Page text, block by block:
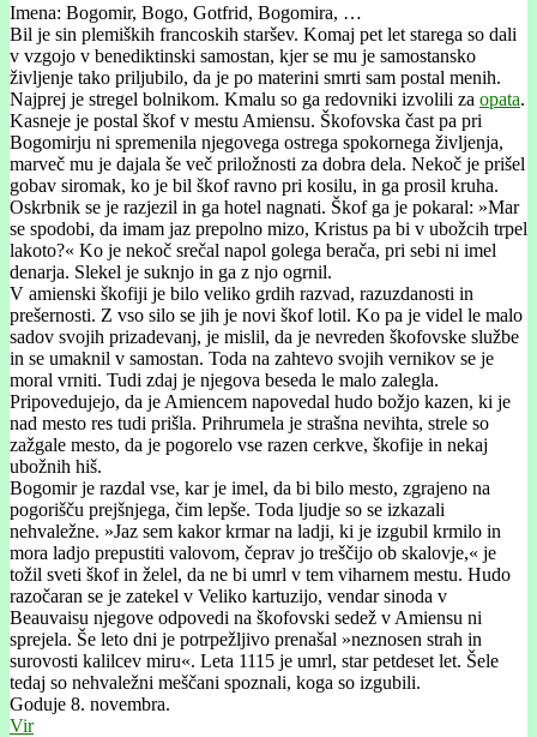
Imena: Bogomir, Bogo, Gotfrid, Bogomira, …
Bil je sin plemiških francoskih staršev. Komaj pet let starega so dali
v vzgojo v benediktinski samostan, kjer se mu je samostansko
življenje tako priljubilo, da je po materini smrti sam postal menih.
Najprej je stregel bolnikom. Kmalu so ga redovniki izvolili za opata.
Kasneje je postal škof v mestu Amiensu. Škofovska čast pa pri
Bogomirju ni spremenila njegovega ostrega spokornega življenja,
marveč mu je dajala še več priložnosti za dobra dela. Nekoč je prišel
gobav siromak, ko je bil škof ravno pri kosilu, in ga prosil kruha.
Oskrbnik se je razjezil in ga hotel nagnati. Škof ga je pokaral: »Mar
se spodobi, da imam jaz prepolno mizo, Kristus pa bi v ubožcih trpel
lakoto?« Ko je nekoč srečal napol golega berača, pri sebi ni imel
denarja. Slekel je suknjo in ga z njo ogrnil.
V amienski škofiji je bilo veliko grdih razvad, razuzdanosti in
prešernosti. Z vso silo se jih je novi škof lotil. Ko pa je videl le malo
sadov svojih prizadevanj, je mislil, da je nevreden škofovske službe
in se umaknil v samostan. Toda na zahtevo svojih vernikov se je
moral vrniti. Tudi zdaj je njegova beseda le malo zalegla.
Pripovedujejo, da je Amiencem napovedal hudo božjo kazen, ki je
nad mesto res tudi prišla. Prihrumela je strašna nevihta, strele so
zažgale mesto, da je pogorelo vse razen cerkve, škofije in nekaj
ubožnih hiš.
Bogomir je razdal vse, kar je imel, da bi bilo mesto, zgrajeno na
pogorišču prejšnjega, čim lepše. Toda ljudje so se izkazali
nehvaležne. »Jaz sem kakor krmar na ladji, ki je izgubil krmilo in
mora ladjo prepustiti valovom, čeprav jo treščijo ob skalovje,« je
tožil sveti škof in želel, da ne bi umrl v tem viharnem mestu. Hudo
razočaran se je zatekel v Veliko kartuzijo, vendar sinoda v
Beauvaisu njegove odpovedi na škofovski sedež v Amiensu ni
sprejela. Še leto dni je potrpežljivo prenašal »neznosen strah in
surovosti kalilcev miru«. Leta 1115 je umrl, star petdeset let. Šele
tedaj so nehvaležni meščani spoznali, koga so izgubili.
Goduje 8. novembra.
Vir